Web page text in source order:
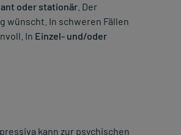
oder stationär . Der
wünscht. In schweren Fällen
In Einzel- und/oder
kann zur psychischen